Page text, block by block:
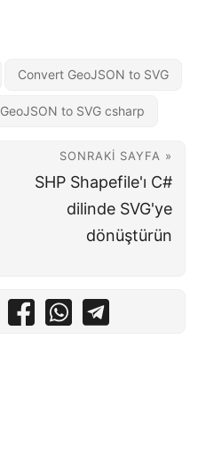
Convert GeoJSON to SVG
GeoJSON to SVG csharp
SONRAKI SAYFA »
SHP Shapefile'ı C#
dilinde SVG'ye
dönüştürün